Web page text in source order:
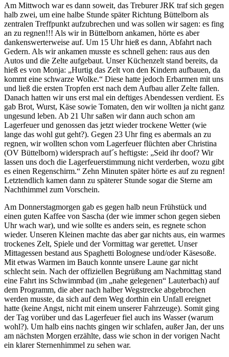
Am Mittwoch war es dann soweit, das Treburer JRK traf sich gegen
halb zwei, um eine halbe Stunde später Richtung Büttelborn als
zentralen Treffpunkt aufzubrechen und was sollen wir sagen: es fing
an zu regnen!!! Als wir in Büttelborn ankamen, hörte es aber
dankenswerterweise auf. Um 15 Uhr hieß es dann, Abfahrt nach
Gedern. Als wir ankamen musste es schnell gehen: raus aus den
Autos und die Zelte aufgebaut. Unser Küchenzelt stand bereits, da
hieß es von Monja: „Hurtig das Zelt von den Kindern aufbauen, da
kommt eine schwarze Wolke.“ Diese hatte jedoch Erbarmen mit uns
und ließ die ersten Tropfen erst nach dem Aufbau aller Zelte fallen.
Danach hatten wir uns erst mal ein deftiges Abendessen verdient. Es
gab Brot, Wurst, Käse sowie Tomaten, den wir wollten ja nicht ganz
ungesund leben. Ab 21 Uhr saßen wir dann auch schon am
Lagerfeuer und genossen das jetzt wieder trockene Wetter (wie
lange das wohl gut geht?). Gegen 23 Uhr fing es abermals an zu
regnen, wir wollten schon vom Lagerfeuer flüchten aber Christina
(OV Büttelborn) widersprach auf´s heftigste: „Seid ihr doof? Wir
lassen uns doch die Lagerfeuerstimmung nicht verderben, wozu gibt
es einen Regenschirm.“ Zehn Minuten später hörte es auf zu regnen!
Letztendlich kamen dann zu späterer Stunde sogar die Sterne am
Nachthimmel zum Vorschein.
Am Donnerstagmorgen gab es gegen halb neun Frühstück und
einen guten Kaffee von Sascha (der wie immer schon gegen sieben
Uhr wach war), und wie sollte es anders sein, es regnete schon
wieder. Unseren Kleinen machte das aber gar nichts aus, ein warmes
trockenes Zelt, Spiele und der Vormittag war gerettet. Unser
Mittagessen bestand aus Spaghetti Bolognese und/oder Käsesoße.
Mit etwas Warmen im Bauch konnte unsere Laune gar nicht
schlecht sein. Nach der offiziellen Begrüßung am Nachmittag stand
eine Fahrt ins Schwimmbad (im „nahe gelegenen“ Lauterbach) auf
dem Programm, die aber nach halber Wegstrecke abgebrochen
werden musste, da sich auf dem Weg dorthin ein Unfall ereignet
hatte (keine Angst, nicht mit einem unserer Fahrzeuge). Somit ging
der Tag vorüber und das Lagerfeuer fiel auch ins Wasser (warum
wohl?). Um halb eins nachts gingen wir schlafen, außer Jan, der uns
am nächsten Morgen erzählte, dass wie schon in der vorigen Nacht
ein klarer Sternenhimmel zu sehen war.